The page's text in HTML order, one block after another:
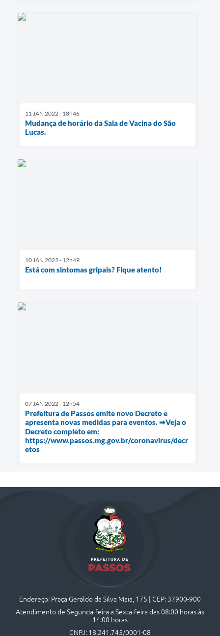
11 JAN 2022 - 18h46
Mudança de horário da Sala de Vacina do São
Lucas.
10 JAN 2022 - 12h49
Está com sintomas gripais? Fique atento!
07 JAN 2022 - 12h54
Prefeitura de Passos emite novo Decreto e
apresenta novas medidas para eventos. ➡Veja o
Decreto completo em:
https://www.passos.mg.gov.br/coronavirus/decr
etos
Endereço: Praça Geraldo da Silva Maia, 175 | CEP: 37900-900
Atendimento de Segunda-feira a Sexta-feira das 08:00 horas às
14:00 horas
CNPJ: 18.241.745/0001-08